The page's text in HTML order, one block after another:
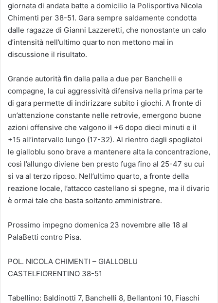
giornata di andata batte a domicilio la Polisportiva Nicola
Chimenti per 38-51. Gara sempre saldamente condotta
dalle ragazze di Gianni Lazzeretti, che nonostante un calo
d’intensità nell’ultimo quarto non mettono mai in
discussione il risultato.
Grande autorità fin dalla palla a due per Banchelli e
compagne, la cui aggressività difensiva nella prima parte
di gara permette di indirizzare subito i giochi. A fronte di
un’attenzione constante nelle retrovie, emergono buone
azioni offensive che valgono il +6 dopo dieci minuti e il
+15 all’intervallo lungo (17-32). Al rientro dagli spogliatoi
le gialloblu sono brave a mantenere alta la concentrazione,
così l’allungo diviene ben presto fuga fino al 25-47 su cui
si va al terzo riposo. Nell’ultimo quarto, a fronte della
reazione locale, l’attacco castellano si spegne, ma il divario
è ormai tale che basta soltanto amministrare.
Prossimo impegno domenica 23 novembre alle 18 al
PalaBetti contro Pisa.
POL. NICOLA CHIMENTI – GIALLOBLU
CASTELFIORENTINO 38-51
Tabellino: Baldinotti 7, Banchelli 8, Bellantoni 10, Fiaschi